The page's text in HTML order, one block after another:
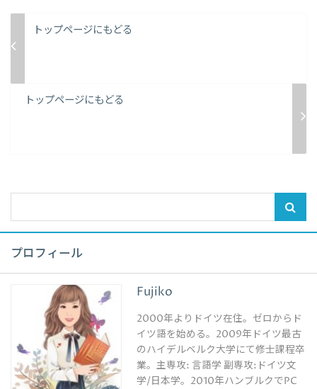
トップページにもどる
トップページにもどる
プロフィール
Fujiko
2000年よりドイツ在住。ゼロからド
イツ語を始める。2009年ドイツ最古
のハイデルベルク大学にて修士課程卒
業。主専攻: 言語学 副専攻:ドイツ文
学/日本学。2010年ハンブルクでPC